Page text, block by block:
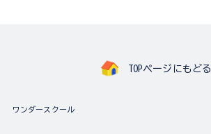
TOPページにもどる
ワンダースクール